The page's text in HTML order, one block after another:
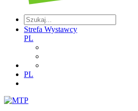
Strefa Wystawcy
PL
PL